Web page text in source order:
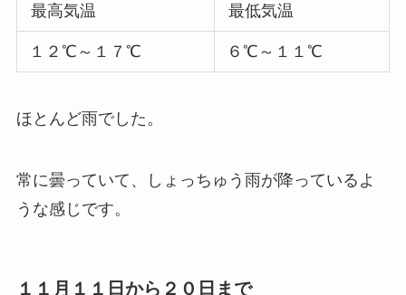
最高気温 最低気温
１２℃～１７℃ ６℃～１１℃
ほとんど雨でした。
常に曇っていて、しょっちゅう雨が降っているよ
うな感じです。
１１月１１日から２０日まで